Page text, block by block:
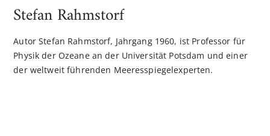
Bildgalerie
Stefan Rahmstorf
Autor Stefan Rahmstorf, Jahrgang 1960, ist Professor für
Physik der Ozeane an der Universität Potsdam und einer
der weltweit führenden Meeresspiegelexperten.